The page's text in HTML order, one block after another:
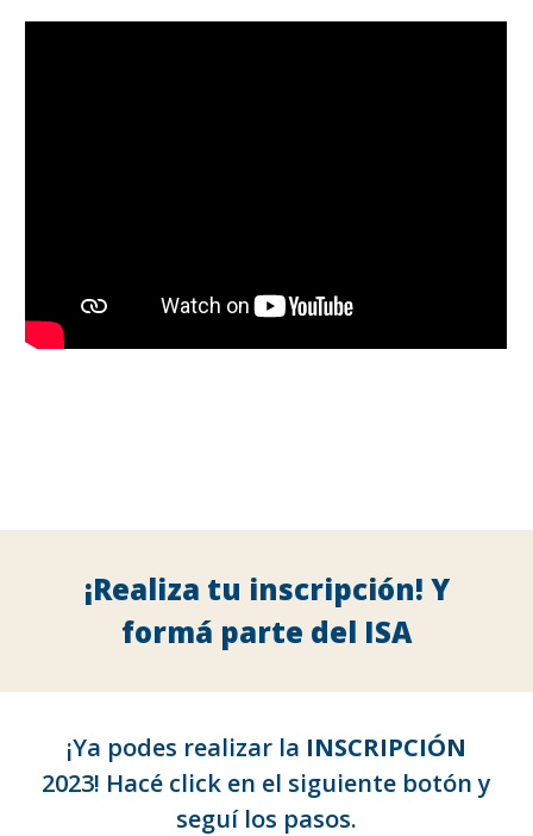
¡Realiza tu inscripción! Y
formá parte del ISA
¡Ya podes realizar la INSCRIPCIÓN
2023! Hacé click en el siguiente botón y
seguí los pasos.